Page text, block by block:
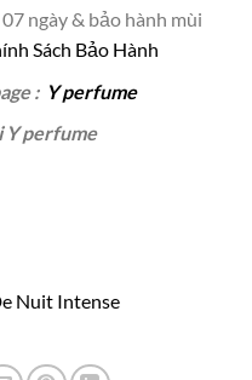
ngày & bảo hành mùi
Sách Bảo Hành
: Y perfume
perfume
Nuit Intense